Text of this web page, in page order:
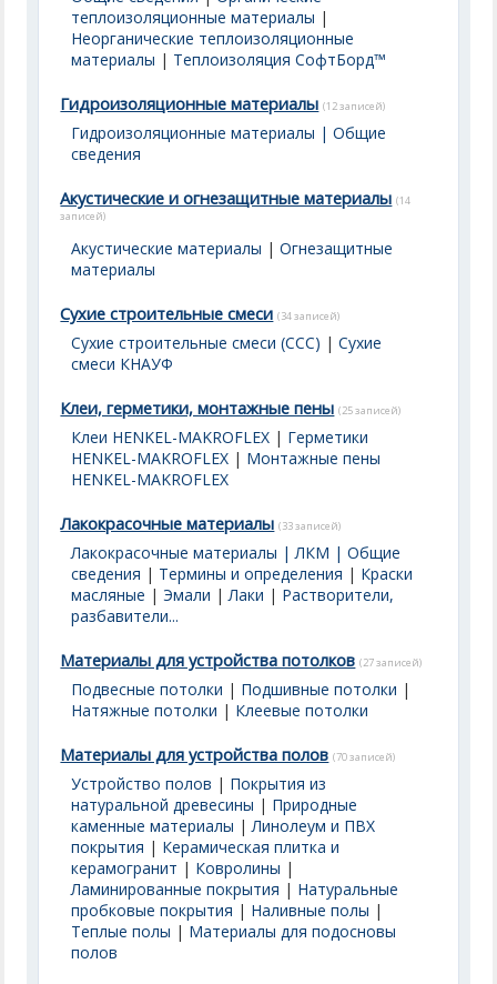
теплоизоляционные материалы |
Неорганические теплоизоляционные
материалы | Теплоизоляция СофтБорд™
Гидроизоляционные материалы (12 записей)
Гидроизоляционные материалы | Общие
сведения
Акустические и огнезащитные материалы (14
записей)
Акустические материалы |Огнезащитные
материалы
Сухие строительные смеси (34 записей)
Сухие строительные смеси (ССС) |Сухие
смеси КНАУФ
Клеи, герметики, монтажные пены (25 записей)
Клеи HENKEL-MAKROFLEX | Герметики
HENKEL-MAKROFLEX | Монтажные пены
HENKEL-MAKROFLEX
Лакокрасочные материалы (33 записей)
Лакокрасочные материалы | ЛКМ | Общие
сведения | Термины и определения | Краски
масляные |Эмали |Лаки | Растворители,
разбавители...
Материалы для устройства потолков (27 записей)
Подвесные потолки | Подшивные потолки |
Натяжные потолки | Клеевые потолки
Материалы для устройства полов (70 записей)
Устройство полов | Покрытия из
натуральной древесины | Природные
каменные материалы |Линолеум и ПВХ
покрытия | Керамическая плитка и
керамогранит | Ковролины |
Ламинированные покрытия | Натуральные
пробковые покрытия | Наливные полы |
Теплые полы | Материалы для подосновы
полов